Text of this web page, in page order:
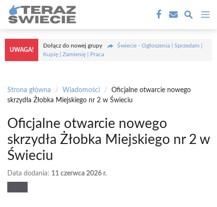
Przejdź
treści
UWAGA!
Dołącz do nowej grupy
Świecie - Ogłoszenia | Sprzedam |
Kupię | Zamienię | Praca
Strona główna / Wiadomości /
Oficjalne otwarcie nowego
skrzydła Żłobka Miejskiego nr 2 w Świeciu
Oficjalne otwarcie nowego
skrzydła Żłobka Miejskiego nr 2 w
Świeciu
Data dodania: 11 czerwca 2026 r.